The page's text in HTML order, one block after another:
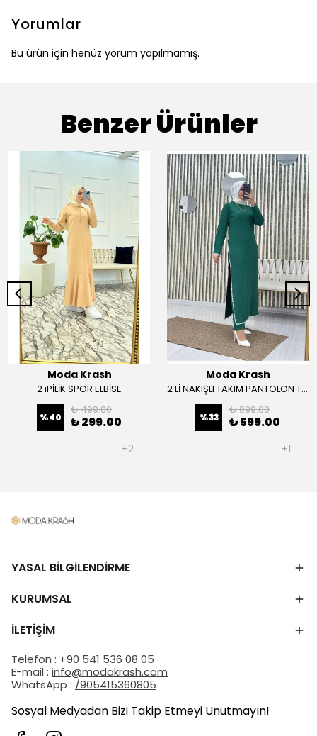
Yorumlar
Bu ürün için henüz yorum yapılmamış.
Benzer Ürünler
Moda Krash
2 iPİLİK SPOR ELBİSE
%40
₺ 499.00
₺ 299.00
+2
Moda Krash
2 Lİ NAKIŞLI TAKIM PANTOLON TUNİK
%33
₺ 899.00
₺ 599.00
+1
YASAL BİLGİLENDİRME
KURUMSAL
İLETİŞİM
Telefon : +90 541 536 08 05
E-mail : info@modakrash.com
WhatsApp : /905415360805
Sosyal Medyadan Bizi Takip Etmeyi Unutmayın!